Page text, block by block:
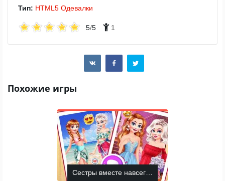
Тип: HTML5 Одевалки
5/5 1
Похожие игры
Сестры вместе навсегда